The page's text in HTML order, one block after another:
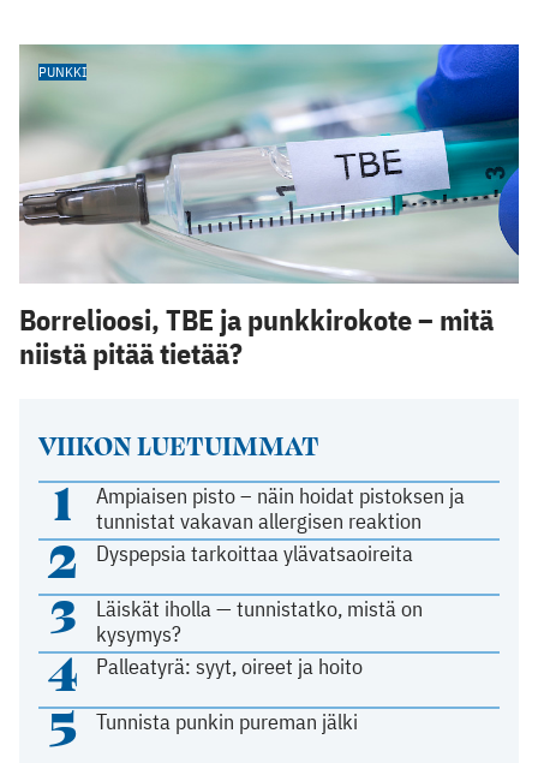
VIIKON LUETUIMMAT
1
Ampiaisen pisto – näin hoidat pistoksen ja
tunnistat vakavan allergisen reaktion
2 Dyspepsia tarkoittaa ylävatsaoireita
3
Läiskät iholla — tunnistatko, mistä on
kysymys?
4 Palleatyrä: syyt, oireet ja hoito
5 Tunnista punkin pureman jälki
PUNKKI
Borrelioosi, TBE ja punkkirokote – mitä
niistä pitää tietää?